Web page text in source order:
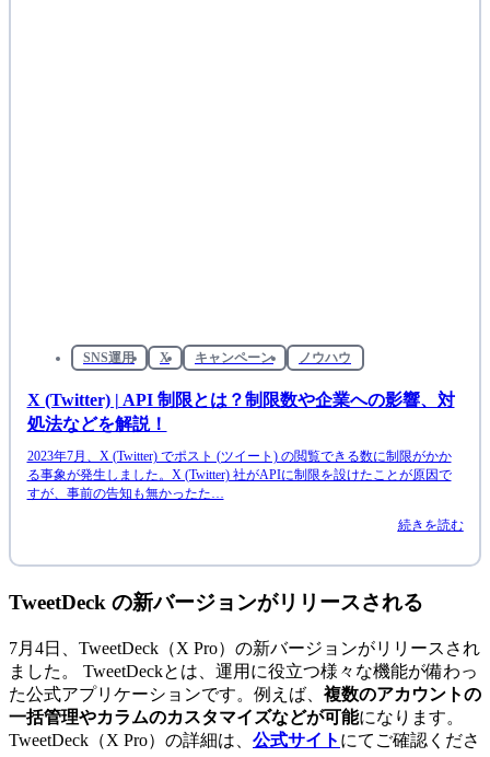
SNS運用 X キャンペーン ノウハウ
X (Twitter) | API 制限とは？制限数や企業への影響、対
処法などを解説！
2023年7月、X (Twitter) でポスト (ツイート) の閲覧できる数に制限がかか
る事象が発生しました。X (Twitter) 社がAPIに制限を設けたことが原因で
すが、事前の告知も無かったた…
続きを読む
TweetDeck の新バージョンがリリースされる
7月4日、TweetDeck（X Pro）の新バージョンがリリースされ
ました。 TweetDeckとは、運用に役立つ様々な機能が備わっ
た公式アプリケーションです。例えば、 複数のアカウントの
一括管理やカラムのカスタマイズなどが可能になります。
TweetDeck（X Pro）の詳細は、 公式サイト にてご確認くださ